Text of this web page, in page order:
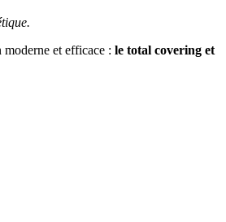
et efficace : le total covering et